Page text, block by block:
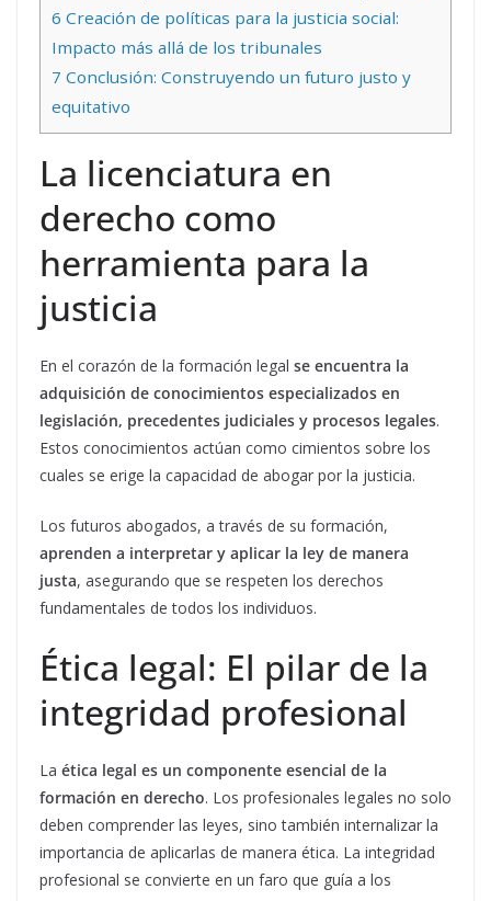
6 Creación de políticas para la justicia social:
Impacto más allá de los tribunales
7 Conclusión: Construyendo un futuro justo y
equitativo
La licenciatura en
derecho como
herramienta para la
justicia
En el corazón de la formación legal se encuentra la
adquisición de conocimientos especializados en
legislación, precedentes judiciales y procesos legales.
Estos conocimientos actúan como cimientos sobre los
cuales se erige la capacidad de abogar por la justicia.
Los futuros abogados, a través de su formación,
aprenden a interpretar y aplicar la ley de manera
justa, asegurando que se respeten los derechos
fundamentales de todos los individuos.
Ética legal: El pilar de la
integridad profesional
La ética legal es un componente esencial de la
formación en derecho. Los profesionales legales no solo
deben comprender las leyes, sino también internalizar la
importancia de aplicarlas de manera ética. La integridad
profesional se convierte en un faro que guía a los